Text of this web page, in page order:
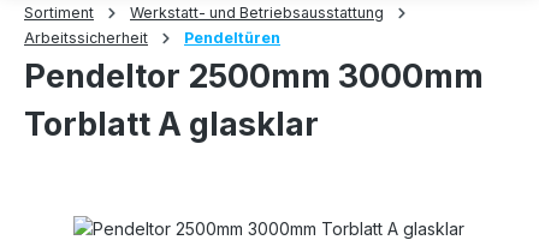
Sortiment
Werkstatt- und Betriebsausstattung
Arbeitssicherheit
Pendeltüren
Pendeltor 2500mm 3000mm
Torblatt A glasklar
Bildergalerie überspringen